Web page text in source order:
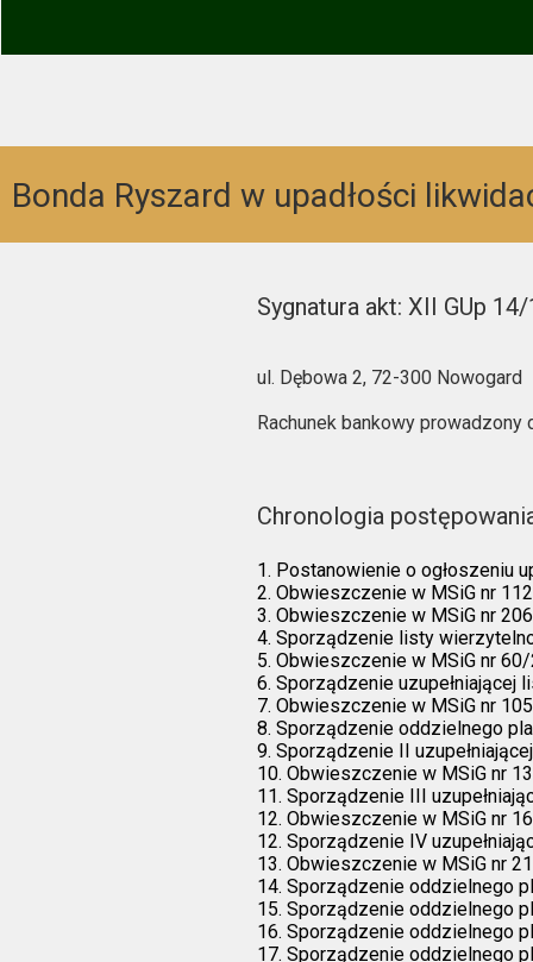
Bonda Ryszard w upadłości
Sygnatura akt: XII GUp
ul. Dębowa 2, 72-300 Nowogard
Rachunek bankowy
Chronologia
1. Postanowienie o ogłoszeniu
2. Obwieszczenie w MSiG nr
3. Obwieszczenie w MSiG nr
4. Sporządzenie listy
5. Obwieszczenie w MSiG nr
6. Sporządzenie
7. Obwieszczenie w MSiG nr
8. Sporządzenie oddzielnego
9. Sporządzenie II
10. Obwieszczenie w MSiG nr
11. Sporządzenie III
12. Obwieszczenie w MSiG nr
12. Sporządzenie IV
13. Obwieszczenie w MSiG nr
14. Sporządzenie oddzielnego
15. Sporządzenie oddzielnego
16. Sporządzenie oddzielnego
17. Sporządzenie oddzielnego